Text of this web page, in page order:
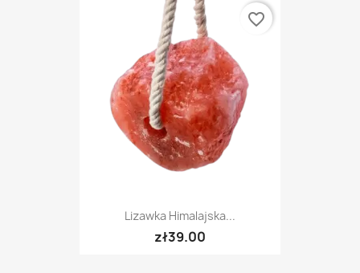
Lizawka Himalajska...
zł39.00
favorite_border